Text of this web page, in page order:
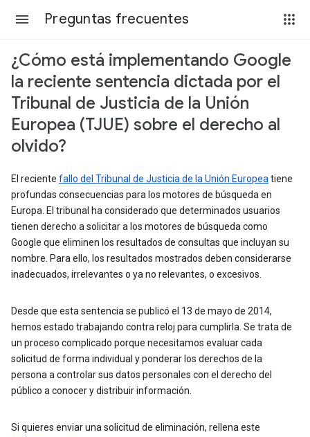
Preguntas frecuentes
¿Cómo está implementando Google
la reciente sentencia dictada por el
Tribunal de Justicia de la Unión
Europea (TJUE) sobre el derecho al
olvido?
El reciente fallo del Tribunal de Justicia de la Unión Europea tiene
profundas consecuencias para los motores de búsqueda en
Europa. El tribunal ha considerado que determinados usuarios
tienen derecho a solicitar a los motores de búsqueda como
Google que eliminen los resultados de consultas que incluyan su
nombre. Para ello, los resultados mostrados deben considerarse
inadecuados, irrelevantes o ya no relevantes, o excesivos.
Desde que esta sentencia se publicó el 13 de mayo de 2014,
hemos estado trabajando contra reloj para cumplirla. Se trata de
un proceso complicado porque necesitamos evaluar cada
solicitud de forma individual y ponderar los derechos de la
persona a controlar sus datos personales con el derecho del
público a conocer y distribuir información.
Si quieres enviar una solicitud de eliminación, rellena este